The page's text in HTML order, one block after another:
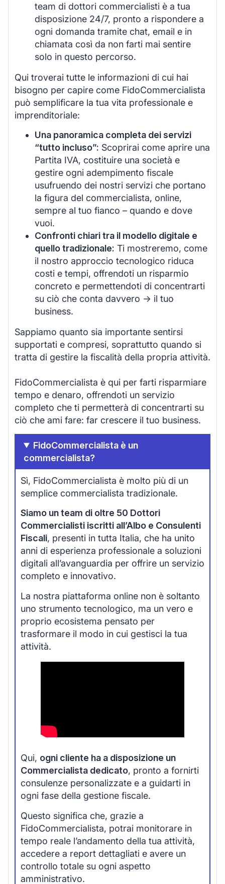
team di dottori commercialisti è a tua
disposizione 24/7, pronto a rispondere a
ogni domanda tramite chat, email e in
chiamata così da non farti mai sentire
solo in questo percorso.
Qui troverai tutte le informazioni di cui hai
bisogno per capire come FidoCommercialista
può semplificare la tua vita professionale e
imprenditoriale:
Una panoramica completa dei servizi
“tutto incluso”: Scoprirai come aprire una
Partita IVA, costituire una società e
gestire ogni adempimento fiscale
usufruendo dei nostri servizi che portano
la figura del commercialista, online,
sempre al tuo fianco – quando e dove
vuoi.
Confronti chiari tra il modello digitale e
quello tradizionale: Ti mostreremo, come
il nostro approccio tecnologico riduca
costi e tempi, offrendoti un risparmio
concreto e permettendoti di concentrarti
su ciò che conta davvero -> il tuo
business.
Sappiamo quanto sia importante sentirsi
supportati e compresi, soprattutto quando si
tratta di gestire la fiscalità della propria attività.
FidoCommercialista è qui per farti risparmiare
tempo e denaro, offrendoti un servizio
completo che ti permetterà di concentrarti su
ciò che ami fare: far crescere il tuo business.
FidoCommercialista è un
commercialista?
Sì, FidoCommercialista è molto più di un
semplice commercialista tradizionale.
Siamo un team di oltre 50 Dottori
Commercialisti iscritti all’Albo e Consulenti
Fiscali, presenti in tutta Italia, che ha unito
anni di esperienza professionale a soluzioni
digitali all’avanguardia per offrire un servizio
completo e innovativo.
La nostra piattaforma online non è soltanto
uno strumento tecnologico, ma un vero e
proprio ecosistema pensato per
trasformare il modo in cui gestisci la tua
attività.
Qui, ogni cliente ha a disposizione un
Commercialista dedicato, pronto a fornirti
consulenze personalizzate e a guidarti in
ogni fase della gestione fiscale.
Questo significa che, grazie a
FidoCommercialista, potrai monitorare in
tempo reale l’andamento della tua attività,
accedere a report dettagliati e avere un
controllo totale su ogni aspetto
amministrativo.